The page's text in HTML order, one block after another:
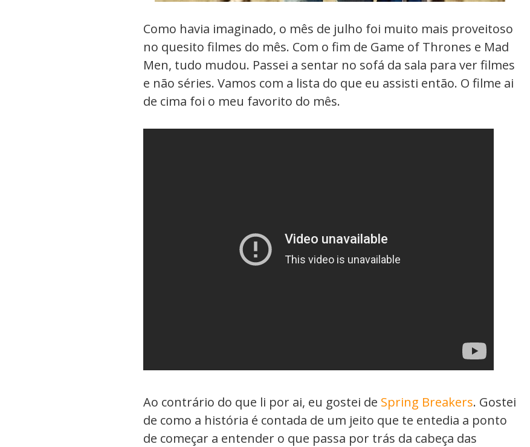
Como havia imaginado, o mês de julho foi muito mais proveitoso
no quesito filmes do mês. Com o fim de Game of Thrones e Mad
Men, tudo mudou. Passei a sentar no sofá da sala para ver filmes
e não séries. Vamos com a lista do que eu assisti então. O filme ai
de cima foi o meu favorito do mês.
Ao contrário do que li por ai, eu gostei de Spring Breakers. Gostei
de como a história é contada de um jeito que te entedia a ponto
de começar a entender o que passa por trás da cabeça das